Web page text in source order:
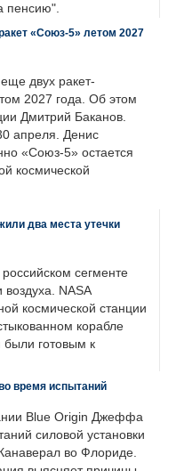
пенсию".
«Союз-5» летом 2027
двух ракет-
2027 года. Об этом
Дмитрий Баканов.
апреля. Денис
«Союз-5» остается
космической
два места утечки
сегменте
NASA
космической станции
корабле
готовым к
время испытаний
Blue Origin Джеффа
силовой установки
во Флориде.